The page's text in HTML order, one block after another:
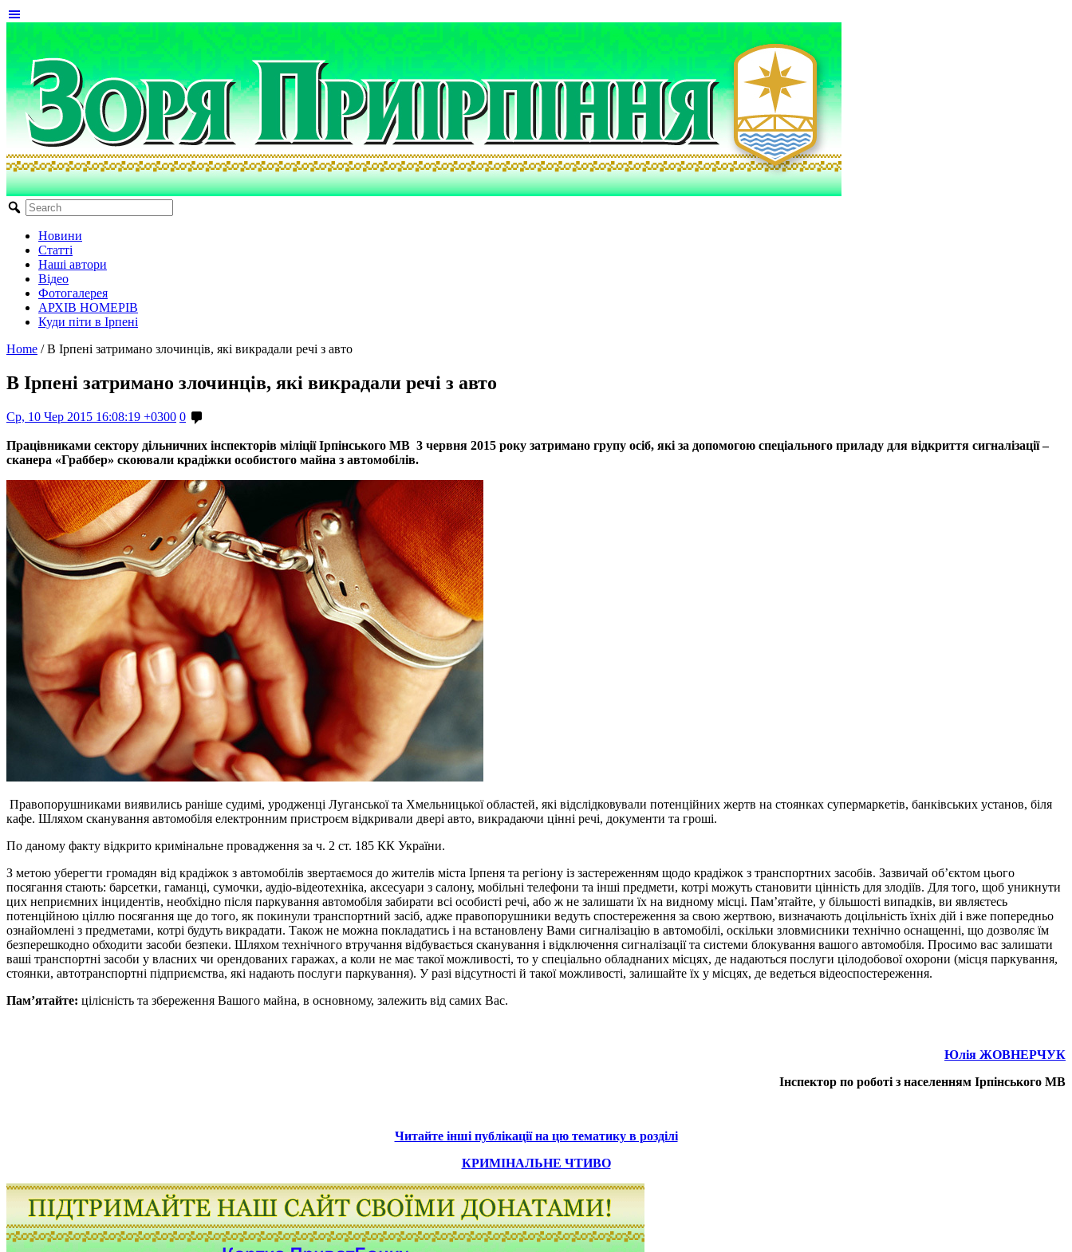
Новини
Статті
Наші автори
Відео
Фотогалерея
АРХІВ НОМЕРІВ
Куди піти в Ірпені
Home / В Ірпені затримано злочинців, які викрадали речі з авто
В Ірпені затримано злочинців, які викрадали речі з авто
Ср, 10 Чер 2015 16:08:19 +0300 0
Працівниками сектору дільничних інспекторів міліціїІрпінського МВ 3 червня 2015 року затримано групу осіб, які за допомогою спеціального приладу для відкриття сигналізації –
сканера «Граббер» скоювали крадіжки особистого майна з автомобілів.
Правопорушниками виявились раніше судимі, уродженці Луганської та Хмельницької областей, які відслідковували потенційних жертв на стоянках супермаркетів, банківських установ, біля
кафе. Шляхом сканування автомобіля електронним пристроєм відкривали двері авто, викрадаючи цінні речі, документи та гроші.
По даному факту відкрито кримінальне провадження за ч. 2 ст. 185 КК України.
З метою уберегти громадян від крадіжок з автомобілів звертаємося до жителів міста Ірпеня та регіону із застереженням щодо крадіжок з транспортних засобів. Зазвичай об’єктом цього
посягання стають: барсетки, гаманці, сумочки, аудіо-відеотехніка, аксесуари з салону, мобільні телефони та інші предмети, котрі можуть становити цінність для злодіїв. Для того, щоб уникнути
цих неприємних інцидентів, необхідно після паркування автомобіля забирати всі особисті речі, або ж не залишати їх на видному місці. Пам’ятайте, у більшості випадків, ви являєтесь
потенційною ціллю посягання ще до того, як покинули транспортний засіб, адже правопорушники ведуть спостереження за свою жертвою, визначають доцільність їхніх дій і вже попередньо
ознайомлені з предметами, котрі будуть викрадати. Також не можна покладатись і на встановлену Вами сигналізацію в автомобілі, оскільки зловмисники технічно оснащенні, що дозволяє їм
безперешкодно обходити засоби безпеки. Шляхом технічного втручання відбувається сканування і відключення сигналізації та системи блокування вашого автомобіля. Просимо вас залишати
ваші транспортні засоби у власних чи орендованих гаражах, а коли не має такої можливості, то у спеціально обладнаних місцях, де надаються послуги цілодобової охорони (місця паркування,
стоянки, автотранспортні підприємства, які надають послуги паркування). У разі відсутності й такої можливості, залишайте їх у місцях, де ведеться відеоспостереження.
Пам’ятайте: цілісність та збереження Вашого майна, в основному, залежить від самих Вас.
Юлія ЖОВНЕРЧУК
Інспектор по роботі з населенням Ірпінського МВ
Читайте інші публікації на цю тематику в розділі
КРИМІНАЛЬНЕ ЧТИВО